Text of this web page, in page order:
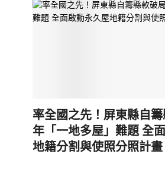
率全國之先！屏東縣自
年「一地多屋」難題 全
地籍分割與使照分照計畫